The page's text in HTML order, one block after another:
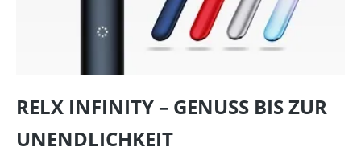
RELX INFINITY – GENUSS BIS ZUR
UNENDLICHKEIT